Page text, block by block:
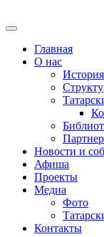
Главная
О нас
История
Новости и
Афиша
Проекты
Медиа
Фото
Контакты